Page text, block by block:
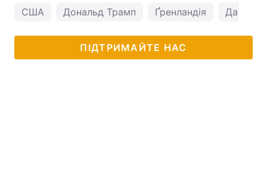
США Дональд Трамп Ґренландія Данія
ПІДТРИМАЙТЕ НАС